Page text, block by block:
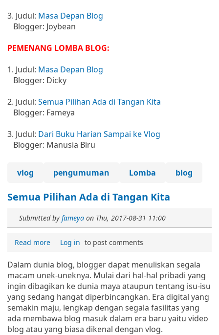
3. Judul: Masa Depan Blog
Blogger: Joybean
PEMENANG LOMBA BLOG:
1. Judul: Masa Depan Blog
Blogger: Dicky
2. Judul: Semua Pilihan Ada di Tangan Kita
Blogger: Fameya
3. Judul: Dari Buku Harian Sampai ke Vlog
Blogger: Manusia Biru
vlog pengumuman Lomba blog
Semua Pilihan Ada di Tangan Kita
Submitted by fameya on Thu, 2017-08-31 11:00
Read more Log in to post comments
Dalam dunia blog, blogger dapat menuliskan segala
macam unek-uneknya. Mulai dari hal-hal pribadi yang
ingin dibagikan ke dunia maya ataupun tentang isu-isu
yang sedang hangat diperbincangkan. Era digital yang
semakin maju, lengkap dengan segala fasilitas yang
ada membawa blog masuk dalam era baru yaitu video
blog atau yang biasa dikenal dengan vlog.